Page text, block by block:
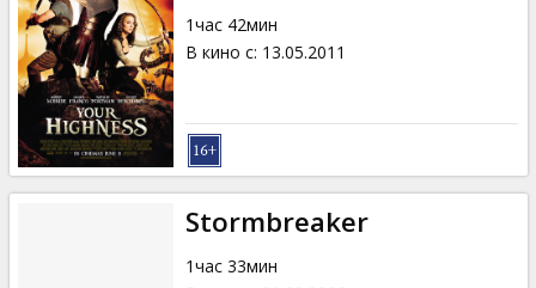
1час 42мин
В кино с: 13.05.2011
Stormbreaker
1час 33мин